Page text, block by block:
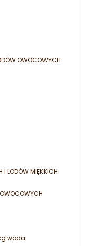
OWOCOWYCH
| LODÓW MIĘKKICH
woda